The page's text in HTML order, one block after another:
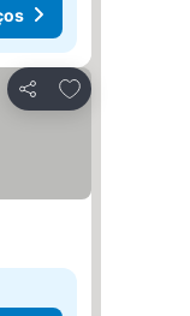
Partilhar
Adicionar aos